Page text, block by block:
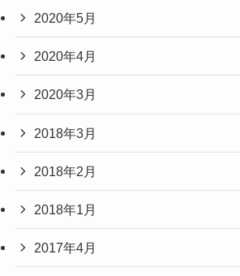
2020年5月
2020年4月
2020年3月
2018年3月
2018年2月
2018年1月
2017年4月